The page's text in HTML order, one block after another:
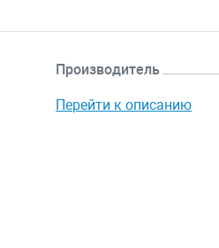
Производитель
Перейти к описанию